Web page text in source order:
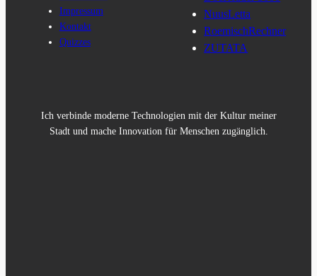
Impressum
Kontakt
Quizzes
NuusLetta
RoemischRechner
ZUTATA
Ich verbinde moderne Technologien mit der Kultur meiner
Stadt und mache Innovation für Menschen zugänglich.